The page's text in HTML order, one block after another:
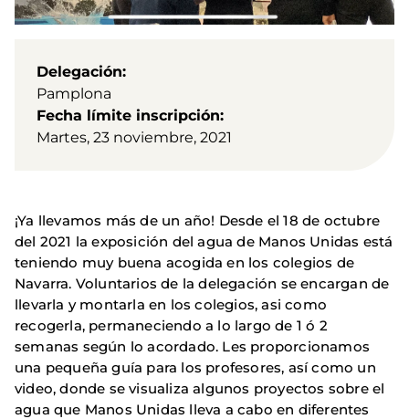
Delegación
Pamplona
Fecha límite inscripción
Martes, 23 noviembre, 2021
¡Ya llevamos más de un año! Desde el 18 de octubre
del 2021 la exposición del agua de Manos Unidas está
teniendo muy buena acogida en los colegios de
Navarra. Voluntarios de la delegación se encargan de
llevarla y montarla en los colegios, asi como
recogerla, permaneciendo a lo largo de 1 ó 2
semanas según lo acordado. Les proporcionamos
una pequeña guía para los profesores, así como un
video, donde se visualiza algunos proyectos sobre el
agua que Manos Unidas lleva a cabo en diferentes